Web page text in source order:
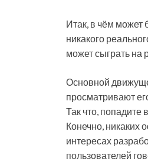
Итак, в чём может
никакого
может сыграть на
Основной
просматривают
Так что,
Конечно, никаких
интересах
пользователей